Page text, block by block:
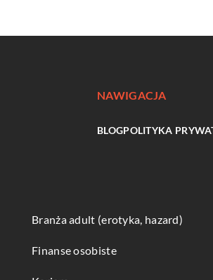
NAWIGACJA
BLOGPOLITYKA
Branża adult (erotyka, hazard)
Finanse osobiste